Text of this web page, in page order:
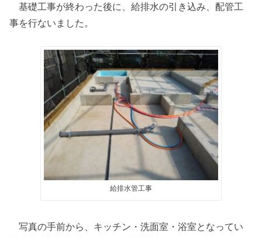
基礎工事が終わった後に、給排水の引き込み、配管工
事を行ないました。
給排水管工事
写真の手前から、キッチン・洗面室・浴室となってい